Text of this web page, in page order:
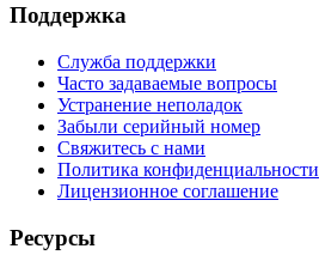
Поддержка
Служба поддержки
Часто задаваемые вопросы
Устранение неполадок
Забыли серийный номер
Свяжитесь с нами
Политика конфиденциальности
Лицензионное соглашение
Ресурсы